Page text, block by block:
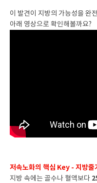
이 발견이 지방의 가능성을 완
아래 영상으로 확인해볼까요?
저속노화의 핵심 Key - 지방줄
지방 속에는 골수나 혈액보다